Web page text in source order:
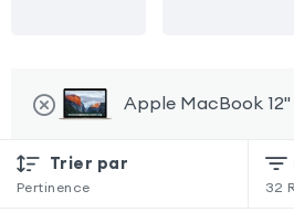
Apple MacBook 12''
Trier par
Pertinence 32